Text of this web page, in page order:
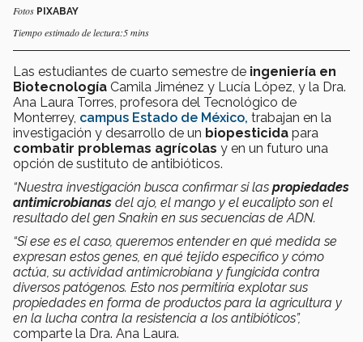
Fotos PIXABAY
Tiempo estimado de lectura:5 mins
Las estudiantes de cuarto semestre de ingeniería en
Biotecnología Camila Jiménez y Lucía López, y la Dra.
Ana Laura Torres, profesora del Tecnológico de
Monterrey, campus Estado de México, trabajan en la
investigación y desarrollo de un biopesticida para
combatir problemas agrícolas y en un futuro una
opción de sustituto de antibióticos.
“Nuestra investigación busca confirmar si las propiedades
antimicrobianas del ajo, el mango y el eucalipto son el
resultado del gen Snakin en sus secuencias de ADN.
“Si ese es el caso, queremos entender en qué medida se
expresan estos genes, en qué tejido específico y cómo
actúa, su actividad antimicrobiana y fungicida contra
diversos patógenos. Esto nos permitiría explotar sus
propiedades en forma de productos para la agricultura y
en la lucha contra la resistencia a los antibióticos”,
comparte la Dra. Ana Laura.